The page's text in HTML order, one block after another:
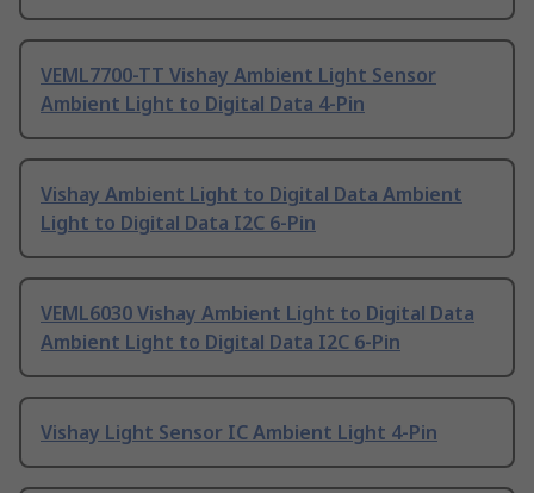
VEML7700-TT Vishay Ambient Light Sensor
Ambient Light to Digital Data 4-Pin
Vishay Ambient Light to Digital Data Ambient
Light to Digital Data I2C 6-Pin
VEML6030 Vishay Ambient Light to Digital Data
Ambient Light to Digital Data I2C 6-Pin
Vishay Light Sensor IC Ambient Light 4-Pin